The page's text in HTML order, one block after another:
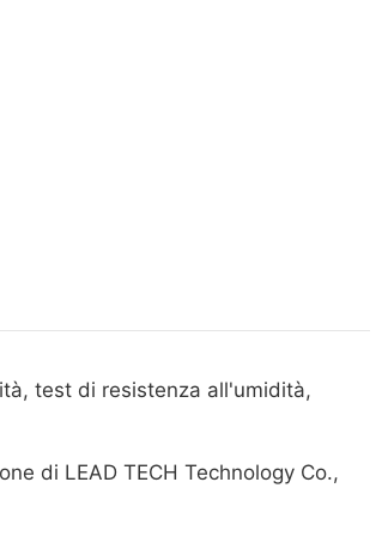
test di resistenza all'umidità,
di LEAD TECH Technology Co.,